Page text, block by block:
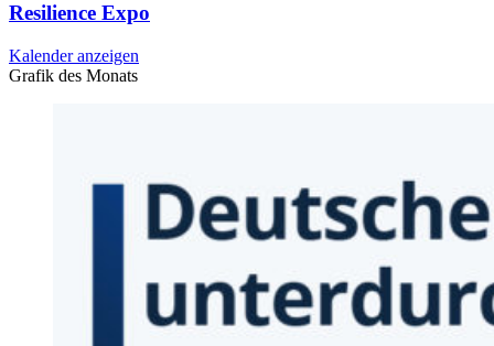
Resilience Expo
Kalender anzeigen
Grafik des Monats